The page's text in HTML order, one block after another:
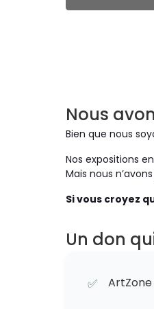
Nous
Bien que nous
Nos expositions
Mais nous
Si vous croyez
Un don
✅